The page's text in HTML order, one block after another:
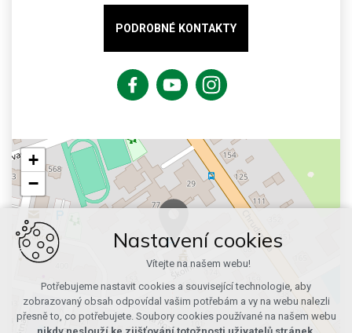
PODROBNÉ KONTAKTY
+
−
Nastavení cookies
Vítejte na našem webu!
Potřebujeme nastavit cookies a související technologie, aby
zobrazovaný obsah odpovídal vašim potřebám a vy na webu nalezli
přesně to, co potřebujete. Soubory cookies používané na našem webu